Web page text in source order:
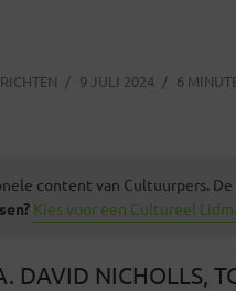
9 JULI 2024 6
content van Cultuurpers.
Kies voor een Cultureel
DAVID NICHOLLS,